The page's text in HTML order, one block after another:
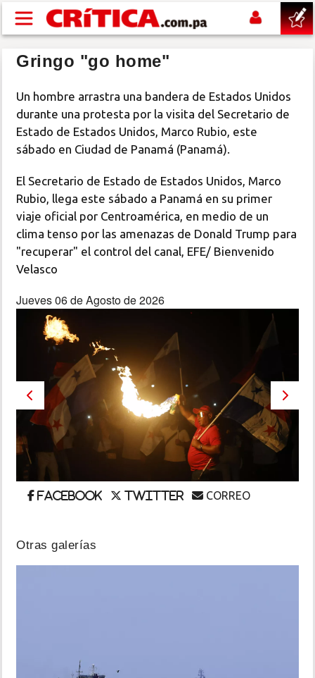
Pasar al contenido principal
buscar
SUCESOS
POLÍTICA
SHOW
DEPORTES
MUNDO
INSÓLITAS
MULTIMEDIA
IMPRESO
Gringo "go home"
Un hombre arrastra una bandera de Estados Unidos
durante una protesta por la visita del Secretario de
Estado de Estados Unidos, Marco Rubio, este
sábado en Ciudad de Panamá (Panamá).
El Secretario de Estado de Estados Unidos, Marco
Rubio, llega este sábado a Panamá en su primer
viaje oficial por Centroamérica, en medio de un
clima tenso por las amenazas de Donald Trump para
"recuperar" el control del canal, EFE/ Bienvenido
Velasco
Jueves 06 de Agosto de 2026
Previous Next
Facebook Twitter CORREO
Otras galerías